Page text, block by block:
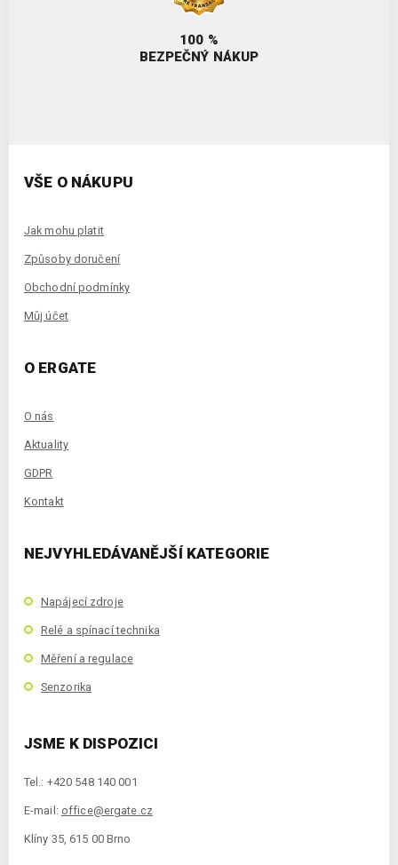
100 %
BEZPEČNÝ NÁKUP
VŠE O NÁKUPU
Jak mohu platit
Způsoby doručení
Obchodní podmínky
Můj účet
O ERGATE
O nás
Aktuality
GDPR
Kontakt
NEJVYHLEDÁVANĚJŠÍ KATEGORIE
Napájecí zdroje
Relé a spínací technika
Měření a regulace
Senzorika
JSME K DISPOZICI
Tel.: +420 548 140 001
E-mail: office@ergate.cz
Klíny 35, 615 00 Brno